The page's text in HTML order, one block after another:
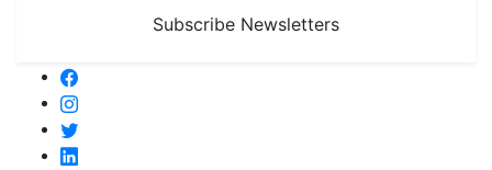
Subscribe Newsletters